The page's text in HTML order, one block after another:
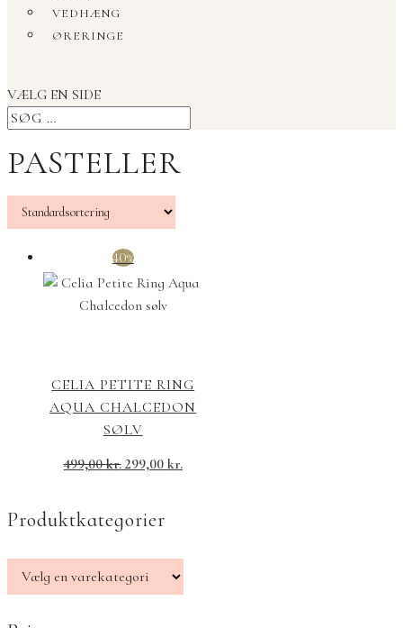
VEDHÆNG
ØRERINGE
VÆLG EN SIDE
PASTELLER
40%
CELIA PETITE RING
AQUA CHALCEDON
SØLV
499,00kr. 299,00 kr.
Produktkategorier